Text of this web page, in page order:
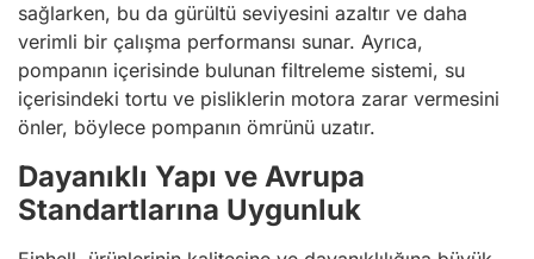
sağlarken, bu da gürültü seviyesini azaltır ve daha
verimli bir çalışma performansı sunar. Ayrıca,
pompanın içerisinde bulunan filtreleme sistemi, su
içerisindeki tortu ve pisliklerin motora zarar vermesini
önler, böylece pompanın ömrünü uzatır.
Dayanıklı Yapı ve Avrupa
Standartlarına Uygunluk